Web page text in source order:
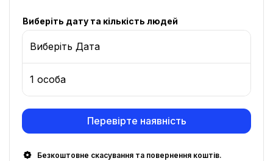
Виберіть дату та кількість людей
Виберіть Дата
1 особа
Перевірте наявність
Безкоштовне скасування та повернення коштів.